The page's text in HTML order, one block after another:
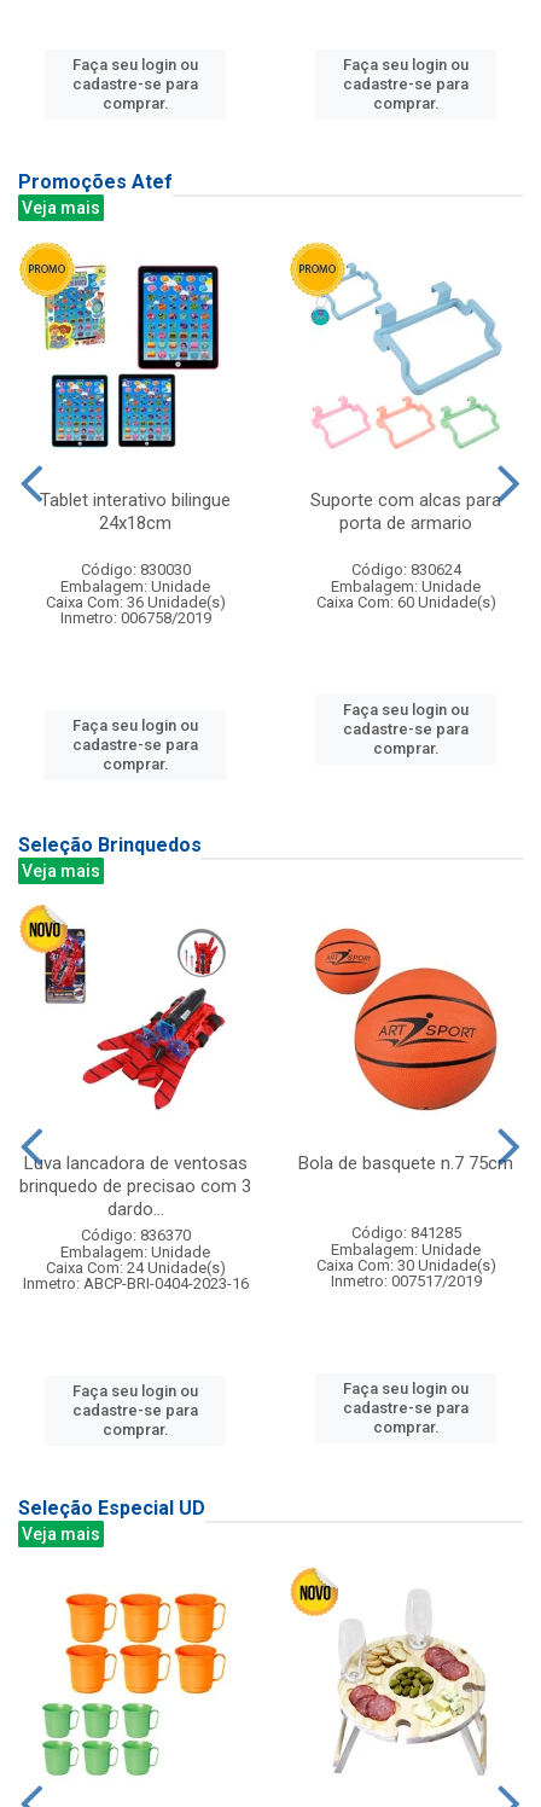
Faça seu login ou
cadastre-se para
comprar.
Faça seu login ou
cadastre-se para
comprar.
Promoções Atef
Veja mais
Tablet interativo bilingue
24x18cm
Código: 830030
Embalagem: Unidade
Caixa Com: 36 Unidade(s)
Inmetro: 006758/2019
Faça seu login ou
cadastre-se para
comprar.
Suporte com alcas para
porta de armario
Código: 830624
Embalagem: Unidade
Caixa Com: 60 Unidade(s)
Faça seu login ou
cadastre-se para
comprar.
Seleção Brinquedos
Veja mais
Luva lancadora de ventosas
brinquedo de precisao com 3
dardo...
Código: 836370
Embalagem: Unidade
Caixa Com: 24 Unidade(s)
Inmetro: ABCP-BRI-0404-2023-16
Faça seu login ou
cadastre-se para
comprar.
Bola de basquete n.7 75cm
Código: 841285
Embalagem: Unidade
Caixa Com: 30 Unidade(s)
Inmetro: 007517/2019
Faça seu login ou
cadastre-se para
comprar.
Seleção Especial UD
Veja mais